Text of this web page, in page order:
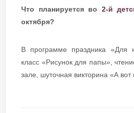
Что планируется во 2-й
октября?
В программе праздника «Для
класс «Рисунок для папы»,
зале, шуточная викторина «А вот